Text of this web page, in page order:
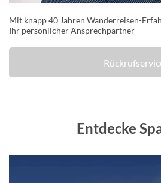
Mit knapp 40 Jahren Wanderreisen-
Ihr persönlicher Ansprechpartner
Entdecke